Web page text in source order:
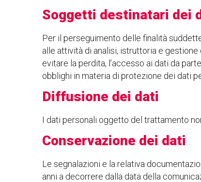
Soggetti destinatari dei
Per il perseguimento delle finalità
alle attività di analisi, istruttoria e
evitare la perdita, l’accesso ai dati da
obblighi in materia di protezione dei dati
Diffusione dei dati
I dati personali oggetto del trattamento
Conservazione dei dati
Le segnalazioni e la relativa
anni a decorrere dalla data della